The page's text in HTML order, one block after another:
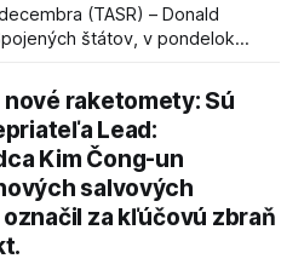
(TASR) – Donald
štátov, v pondelok
prímeria v Gaze. Agentúra
presvedčenie, že Izrael plní
raketomety: Sú
Lead:
Kim Čong-un
salvových
za kľúčovú zbraň